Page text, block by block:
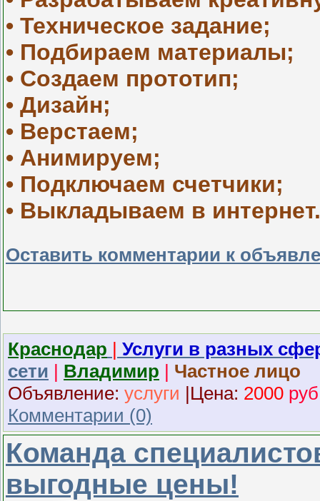
• Техническое задание;
• Подбираем материалы;
• Создаем прототип;
• Дизайн;
• Верстаем;
• Анимируем;
• Подключаем счетчики;
• Выкладываем в интернет.
Оставить комментарии к
Краснодар | Услуги в разных
сети | Владимир | Частное лицо
Объявление: услуги |Цена: 2000
Комментарии (0)
Команда
выгодные цены!